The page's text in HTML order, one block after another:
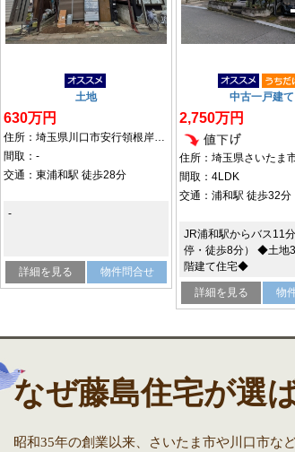
土地
630万円
住所：埼玉県川口市安行領根岸1020-9
間取：-
交通： 東浦和駅 徒歩28分
-
詳細を見る 物件問合せ
中古一戸建て
2,750万円
間取：4LDK
交通： 浦和駅 徒歩32分
JR浦和駅からバス11
停・徒歩8分） ◆土地
階建て住宅◆
詳細を見る 物
なぜ藤島住宅が選
昭和35年の創業以来、さいたま市や川口市な